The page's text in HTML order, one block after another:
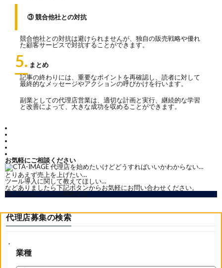
③ 競合他社との対抗
競合他社との対抗は避けられませんが、独自の販売戦略や優れ
た顧客サービスで対抗することができます。
5. まとめ
記事の終わりには、重要なポイントを再確認し、読者に対して
最終的なメッセージやアクションの呼びかけを行います。
副業としての代理店営業は、適切な計画と実行、継続的な学習
と改善によって、大きな成功を収めることができます。
お気軽にご相談ください
代理店を始めたいけどどうすればいいかわからない…
とりあえず売上を上げたい…
ツール導入に関して教えてほしい…
などありましたら下記ボタンからお気軽にお問い合わせください。
問い合わせページへ移動する
代理店募集の検索
業種